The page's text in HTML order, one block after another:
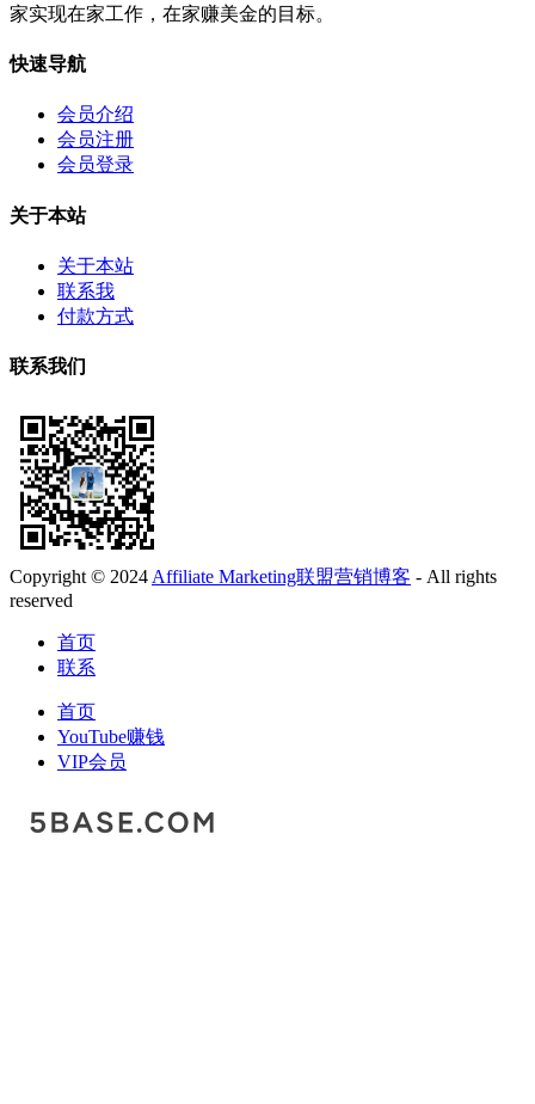
家实现在家工作，在家赚美金的目标。
快速导航
会员介绍
会员注册
会员登录
关于本站
关于本站
联系我
付款方式
联系我们
Copyright © 2024 Affiliate Marketing联盟营销博客 - All rights
reserved
首页
联系
首页
YouTube赚钱
VIP会员